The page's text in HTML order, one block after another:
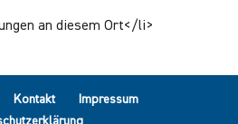
an diesem Ort</li>
Kontakt
Impressum